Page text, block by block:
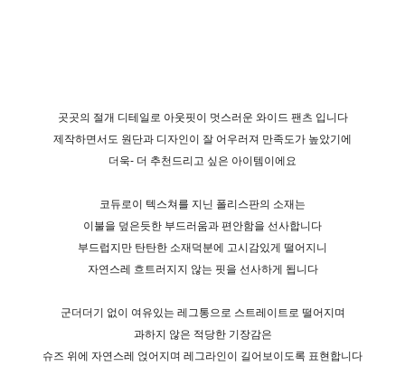
곳곳의 절개 디테일로 아웃핏이 멋스러운 와이드 팬츠 입니다
제작하면서도 원단과 디자인이 잘 어우러져 만족도가 높았기에
더욱- 더 추천드리고 싶은 아이템이에요
코듀로이 텍스쳐를 지닌 폴리스판의 소재는
이불을 덮은듯한 부드러움과 편안함을 선사합니다
부드럽지만 탄탄한 소재덕분에 고시감있게 떨어지니
자연스레 흐트러지지 않는 핏을 선사하게 됩니다
군더더기 없이 여유있는 레그통으로 스트레이트로 떨어지며
과하지 않은 적당한 기장감은
슈즈 위에 자연스레 얹어지며 레그라인이 길어보이도록 표현합니다